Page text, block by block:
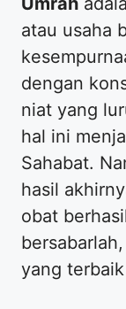
atau usaha
dengan
niat yang
hal ini
Sahabat.
hasil
obat
yang